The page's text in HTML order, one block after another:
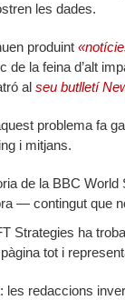
les dades.
produint
la feina d’alt
al seu butlletí
problema fa
i mitjans.
de la BBC
— contingut que
Strategies ha
tot i
les redaccions